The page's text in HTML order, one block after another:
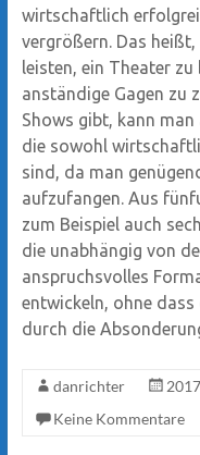
wirtschaftlich
vergrößern. Das
leisten, ein Theater zu
anständige Gagen zu
Shows gibt, kann
die sowohl
sind, da man
aufzufangen. Aus
zum Beispiel auch
die unabhängig von
anspruchsvolles
entwickeln, ohne
durch die
danrichter
Keine Kommentare